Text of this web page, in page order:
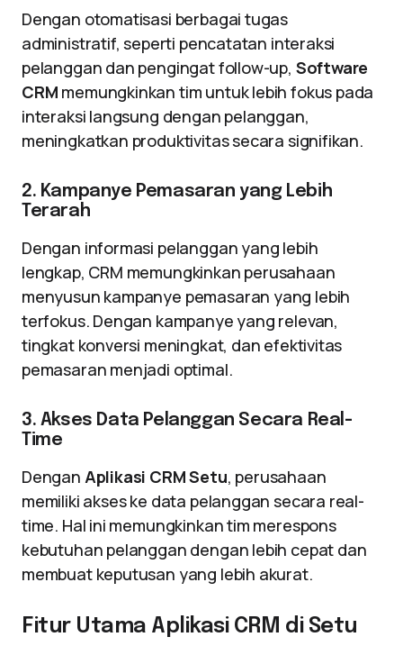
Dengan otomatisasi berbagai tugas
administratif, seperti pencatatan interaksi
pelanggan dan pengingat follow-up, Software
CRM memungkinkan tim untuk lebih fokus pada
interaksi langsung dengan pelanggan,
meningkatkan produktivitas secara signifikan.
2. Kampanye Pemasaran yang Lebih
Terarah
Dengan informasi pelanggan yang lebih
lengkap, CRM memungkinkan perusahaan
menyusun kampanye pemasaran yang lebih
terfokus. Dengan kampanye yang relevan,
tingkat konversi meningkat, dan efektivitas
pemasaran menjadi optimal.
3. Akses Data Pelanggan Secara Real-
Time
Dengan Aplikasi CRM Setu, perusahaan
memiliki akses ke data pelanggan secara real-
time. Hal ini memungkinkan tim merespons
kebutuhan pelanggan dengan lebih cepat dan
membuat keputusan yang lebih akurat.
Fitur Utama Aplikasi CRM di Setu